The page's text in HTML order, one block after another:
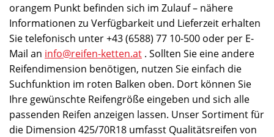
orangem Punkt befinden sich im Zulauf – nähere
Informationen zu Verfügbarkeit und Lieferzeit erhalten
Sie telefonisch unter +43 (6588) 77 10-500 oder per E-
Mail an info@reifen-ketten.at . Sollten Sie eine andere
Reifendimension benötigen, nutzen Sie einfach die
Suchfunktion im roten Balken oben. Dort können Sie
Ihre gewünschte Reifengröße eingeben und sich alle
passenden Reifen anzeigen lassen. Unser Sortiment für
die Dimension 425/70R18 umfasst Qualitätsreifen von